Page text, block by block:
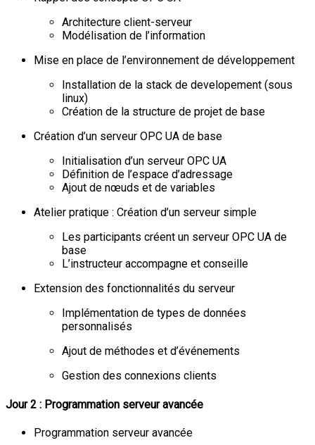
Architecture client-serveur
Modélisation de l’information
Mise en place de l’environnement de développement
Installation de la stack de developement (sous
linux)
Création de la structure de projet de base
Création d’un serveur OPC UA de base
Initialisation d’un serveur OPC UA
Définition de l’espace d’adressage
Ajout de nœuds et de variables
Atelier pratique : Création d’un serveur simple
Les participants créent un serveur OPC UA de
base
L’instructeur accompagne et conseille
Extension des fonctionnalités du serveur
Implémentation de types de données
personnalisés
Ajout de méthodes et d’événements
Gestion des connexions clients
Jour 2 : Programmation serveur avancée
Programmation serveur avancée